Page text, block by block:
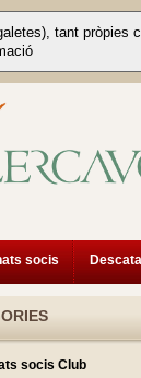
tant pròpies
socis
socis Club